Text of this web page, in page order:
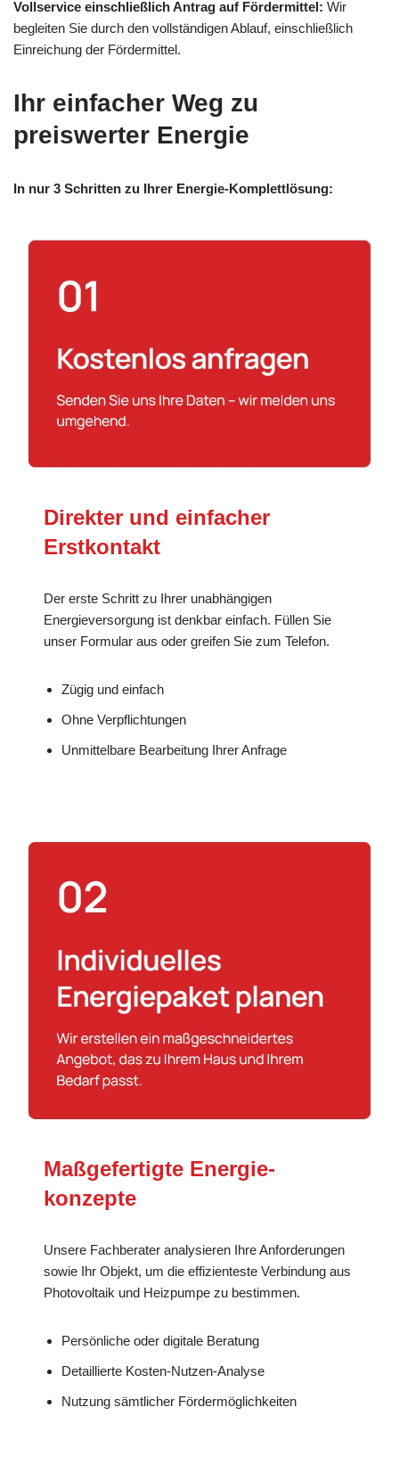
Vollservice einschließlich Antrag auf Fördermittel: Wir
begleiten Sie durch den vollständigen Ablauf, einschließlich
Einreichung der Fördermittel.
Ihr einfacher Weg zu
preiswerter Energie
In nur 3 Schritten zu Ihrer Energie-Komplettlösung:
Direkter und einfacher
Erstkontakt
Der erste Schritt zu Ihrer unabhängigen
Energieversorgung ist denkbar einfach. Füllen Sie
unser Formular aus oder greifen Sie zum Telefon.
Zügig und einfach
Ohne Verpflichtungen
Unmittelbare Bearbeitung Ihrer Anfrage
Maßgefertigte Energie­
konzepte
Unsere Fachberater analysieren Ihre Anforderungen
sowie Ihr Objekt, um die effizienteste Verbindung aus
Photovoltaik und Heizpumpe zu bestimmen.
Persönliche oder digitale Beratung
Detaillierte Kosten-Nutzen-Analyse
Nutzung sämtlicher Fördermöglichkeiten